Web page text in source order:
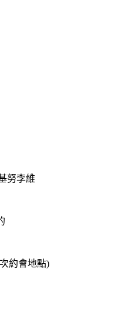
努李維
約會地點)